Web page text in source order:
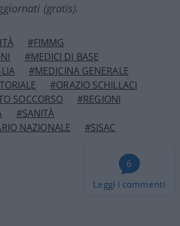
(gratis).
#FIMMG
#MEDICI DI BASE
#MEDICINA GENERALE
#ORAZIO SCHILLACI
SOCCORSO
#REGIONI
#SANITÀ
NAZIONALE
#SISAC
6
Leggi i commenti